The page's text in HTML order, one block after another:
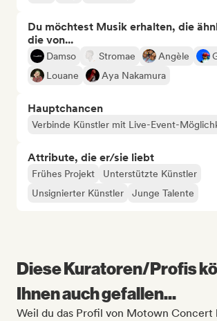
Du möchtest Musik erhalten, die
die von...
Damso Stromae Angèle
Louane
Aya Nakamura
Hauptchancen
Verbinde Künstler mit Live-Event-
Attribute, die er/sie liebt
Frühes Projekt
Unterstützte Künstler
Unsignierter Künstler
Junge Talente
Diese Kuratoren/Profis
Ihnen auch gefallen...
Weil du das Profil von Motown Concert